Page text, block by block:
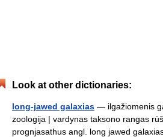
Look at other dictionaries:
long-jawed galaxias — ilgažiomenis
zoologija | vardynas taksono rangas
prognjasathus angl. long jawed